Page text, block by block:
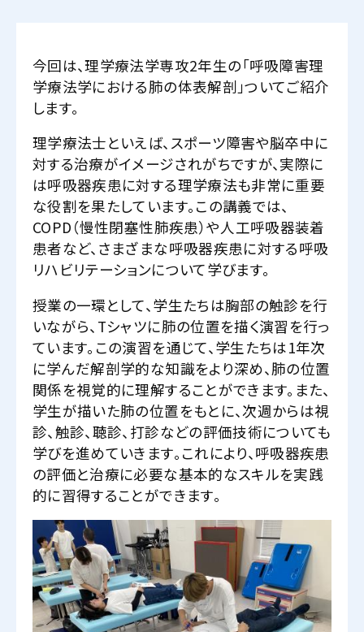
今回は、理学療法学専攻2年生の「呼吸障害理
学療法学における肺の体表解剖」ついてご紹介
します。
理学療法士といえば、スポーツ障害や脳卒中に
対する治療がイメージされがちですが、実際に
は呼吸器疾患に対する理学療法も非常に重要
な役割を果たしています。この講義では、
COPD（慢性閉塞性肺疾患）や人工呼吸器装着
患者など、さまざまな呼吸器疾患に対する呼吸
リハビリテーションについて学びます。
授業の一環として、学生たちは胸部の触診を行
いながら、Tシャツに肺の位置を描く演習を行っ
ています。この演習を通じて、学生たちは1年次
に学んだ解剖学的な知識をより深め、肺の位置
関係を視覚的に理解することができます。また、
学生が描いた肺の位置をもとに、次週からは視
診、触診、聴診、打診などの評価技術についても
学びを進めていきます。これにより、呼吸器疾患
の評価と治療に必要な基本的なスキルを実践
的に習得することができます。